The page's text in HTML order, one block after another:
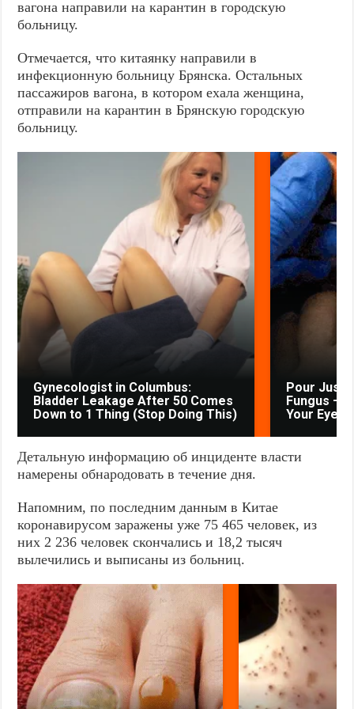
вагона направили на карантин в городскую
больницу.
Отмечается, что китаянку направили в
инфекционную больницу Брянска. Остальных
пассажиров вагона, в котором ехала женщина,
отправили на карантин в Брянскую городскую
больницу.
Gynecologist in Columbus:
Bladder Leakage After 50 Comes
Down to 1 Thing (Stop Doing This)
Pour Just
Fungus —
Your Eyes
Детальную информацию об инциденте власти
намерены обнародовать в течение дня.
Напомним, по последним данным в Китае
коронавирусом заражены уже 75 465 человек, из
них 2 236 человек скончались и 18,2 тысяч
вылечились и выписаны из больниц.